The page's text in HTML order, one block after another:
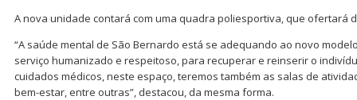
A nova unidade contará com uma quadra poliesportiva, que ofertará
“A saúde mental de São Bernardo está se adequando ao novo
serviço humanizado e respeitoso, para recuperar e reinserir o
cuidados médicos, neste espaço, teremos também as salas de
bem-estar, entre outras”, destacou, da mesma forma.